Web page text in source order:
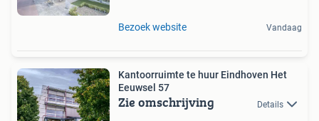
Bezoek website Vandaag
Kantoorruimte te huur Eindhoven Het
Eeuwsel 57
Zie omschrijving Details